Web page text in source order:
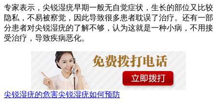
专家表示，尖锐湿疣早期一般无自觉症状，生长的部位又比较
隐私，不易被察觉，因此导致很多患者耽误了治疗。还有一部
分患者对尖锐湿疣的了解不够，认为这就是一种小病，不用接
受治疗，导致疾病恶化。
尖锐湿疣的危害尖锐湿疣如何预防